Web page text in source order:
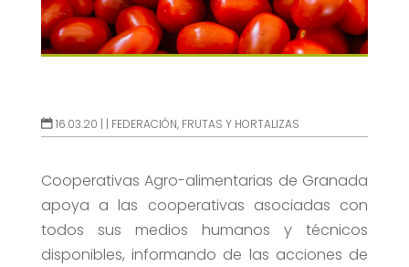
16.03.20 | | FEDERACIÓN, FRUTAS Y HORTALIZAS
Cooperativas Agro-alimentarias de Granada
apoya a las cooperativas asociadas con
todos sus medios humanos y técnicos
disponibles, informando de las acciones de